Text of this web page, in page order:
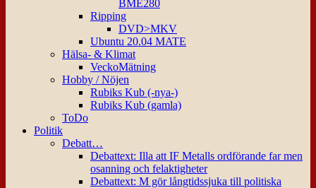
BME280
Ripping
DVD>MKV
Ubuntu 20.04 MATE
Hälsa- & Klimat
VeckoMätning
Hobby / Nöjen
Rubiks Kub (-nya-)
Rubiks Kub (gamla)
ToDo
Politik
Debatt…
Debattext: Illa att IF Metalls ordförande far men
osanning och felaktigheter
Debattext: M gör långtidssjuka till politiska